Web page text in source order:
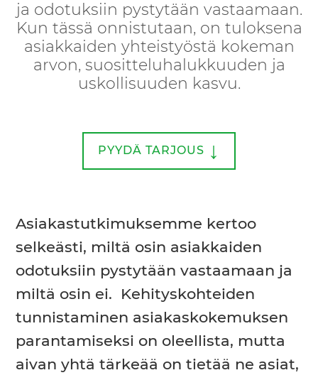
ja odotuksiin pystytään vastaamaan.
Kun tässä onnistutaan, on tuloksena
asiakkaiden yhteistyöstä kokeman
arvon, suositteluhalukkuuden ja
uskollisuuden kasvu.
PYYDÄ TARJOUS ↓
Asiakastutkimuksemme kertoo
selkeästi, miltä osin asiakkaiden
odotuksiin pystytään vastaamaan ja
miltä osin ei. Kehityskohteiden
tunnistaminen asiakaskokemuksen
parantamiseksi on oleellista, mutta
aivan yhtä tärkeää on tietää ne asiat,